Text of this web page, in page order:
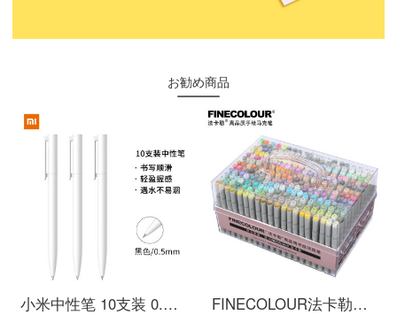
お勧め商品
小米中性笔 10支装 0.5mm 商务办公学生中性笔会议笔
FINECOLOUR法卡勒马克笔软头一代二代三代四代平面绘画动漫标准手绘设计120色240色套装 一代全套240色亚克力笔盒装